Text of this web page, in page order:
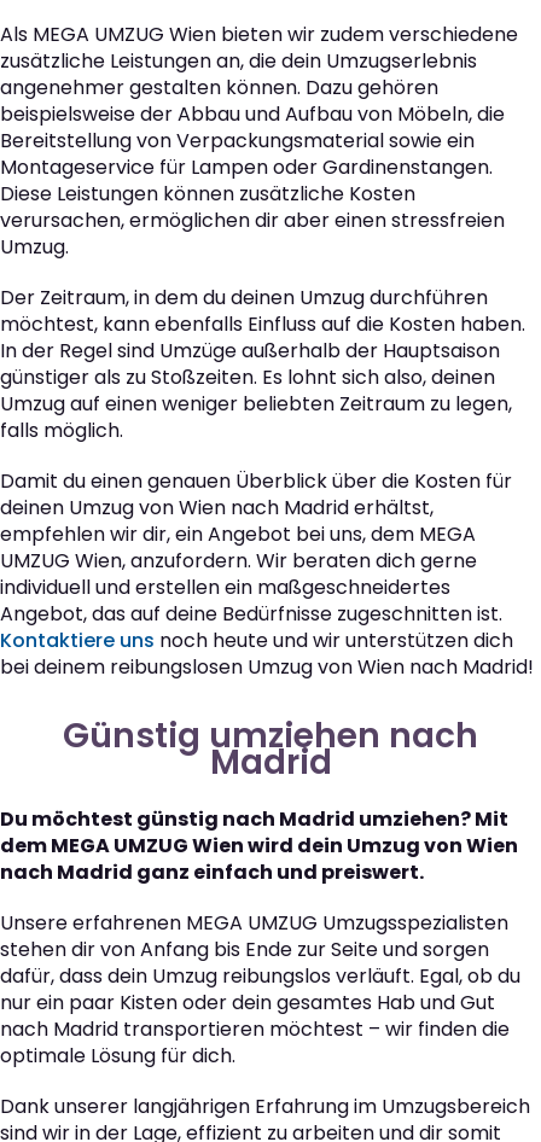
Als MEGA UMZUG Wien bieten wir zudem verschiedene
zusätzliche Leistungen an, die dein Umzugserlebnis
angenehmer gestalten können. Dazu gehören
beispielsweise der Abbau und Aufbau von Möbeln, die
Bereitstellung von Verpackungsmaterial sowie ein
Montageservice für Lampen oder Gardinenstangen.
Diese Leistungen können zusätzliche Kosten
verursachen, ermöglichen dir aber einen stressfreien
Umzug.
Der Zeitraum, in dem du deinen Umzug durchführen
möchtest, kann ebenfalls Einfluss auf die Kosten haben.
In der Regel sind Umzüge außerhalb der Hauptsaison
günstiger als zu Stoßzeiten. Es lohnt sich also, deinen
Umzug auf einen weniger beliebten Zeitraum zu legen,
falls möglich.
Damit du einen genauen Überblick über die Kosten für
deinen Umzug von Wien nach Madrid erhältst,
empfehlen wir dir, ein Angebot bei uns, dem MEGA
UMZUG Wien, anzufordern. Wir beraten dich gerne
individuell und erstellen ein maßgeschneidertes
Angebot, das auf deine Bedürfnisse zugeschnitten ist.
Kontaktiere uns noch heute und wir unterstützen dich
bei deinem reibungslosen Umzug von Wien nach Madrid!
Günstig umziehen nach
Madrid
Du möchtest günstig nach Madrid umziehen? Mit
dem MEGA UMZUG Wien wird dein Umzug von Wien
nach Madrid ganz einfach und preiswert.
Unsere erfahrenen MEGA UMZUG Umzugsspezialisten
stehen dir von Anfang bis Ende zur Seite und sorgen
dafür, dass dein Umzug reibungslos verläuft. Egal, ob du
nur ein paar Kisten oder dein gesamtes Hab und Gut
nach Madrid transportieren möchtest – wir finden die
optimale Lösung für dich.
Dank unserer langjährigen Erfahrung im Umzugsbereich
sind wir in der Lage, effizient zu arbeiten und dir somit